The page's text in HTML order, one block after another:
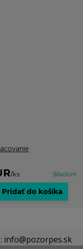
/ks Skladom
Pridať do košíka
info@pozorpes.sk